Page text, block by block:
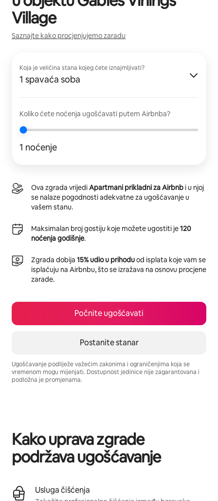
Village
Saznajte kako procjenjujemo zaradu
Koja je veličina stana kojeg ćete iznajmljivati?
1 spavaća soba
Koliko ćete noćenja ugošćavati putem Airbnba?
1 noćenje
Ova zgrada vrijediApartmani prikladni za Airbnb i u njoj
se nalaze pogodnosti adekvatne za ugošćavanje u
vašem stanu.
Maksimalan broj gostiju koje možete ugostiti je120
noćenja godišnje.
Zgrada dobija 15% udio u prihoduod isplata koje vam se
isplaćuju na Airbnbu, što se izražava na osnovu procjene
zarade.
Počnite ugošćavati
Postanite stanar
Ugošćavanje podliježe važećim zakonima i ograničenjima koja se
vremenom mogu mijenjati. Dostupnost jedinice nije zagarantovana i
podložna je promjenama.
Kako uprava zgrade
podržava ugošćavanje
Usluga čišćenja